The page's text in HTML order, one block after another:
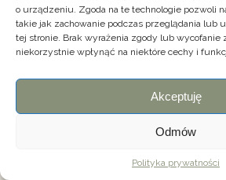
o urządzeniu. Zgoda na te technologie pozwoli
takie jak zachowanie podczas przeglądania lub
tej stronie. Brak wyrażenia zgody lub wycofanie
niekorzystnie wpłynąć na niektóre cechy i
Akceptuję
Odmów
Polityka prywatności